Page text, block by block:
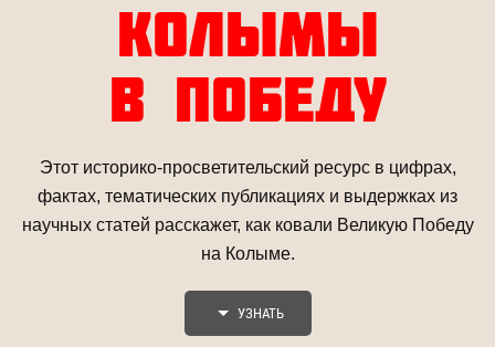
КОЛЫМЫ
В ПОБЕДУ
Этот историко-просветительский ресурс в цифрах,
фактах, тематических публикациях и выдержках из
научных статей расскажет, как ковали Великую Победу
на Колыме.
УЗНАТЬ